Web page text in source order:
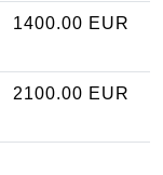
1400.00 EUR
2100.00 EUR